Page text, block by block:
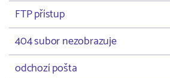
FTP přístup
404 subor nezobrazuje
odchozí pošta